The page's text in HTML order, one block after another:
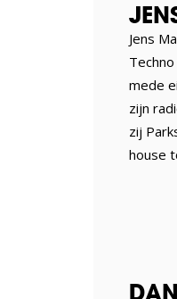
Jens
mede
zijn
zij
house